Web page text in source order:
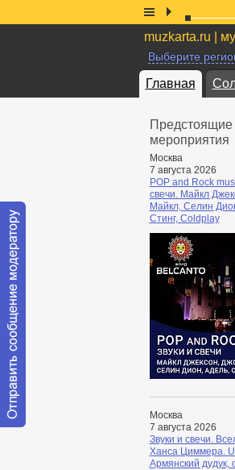
muzkarta.ru |
Выберите
Главная
Предстоящие
мероприятия
Москва
7 августа 2026
POP and Rock
свечи. Майкл
Майкл, Селин
Стинг, Coldplay
Москва
7 августа 2026
Звуки и свечи.
Ханса Циммера.
Армянский дудук,